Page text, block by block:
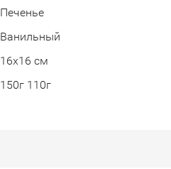
Печенье
Ванильный
16х16 см
150г 110г